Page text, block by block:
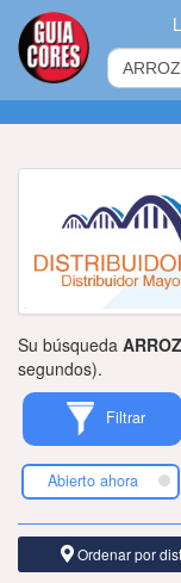
Su búsqueda ARROZ
segundos).
Filtrar
Abierto ahora
Ordenar por